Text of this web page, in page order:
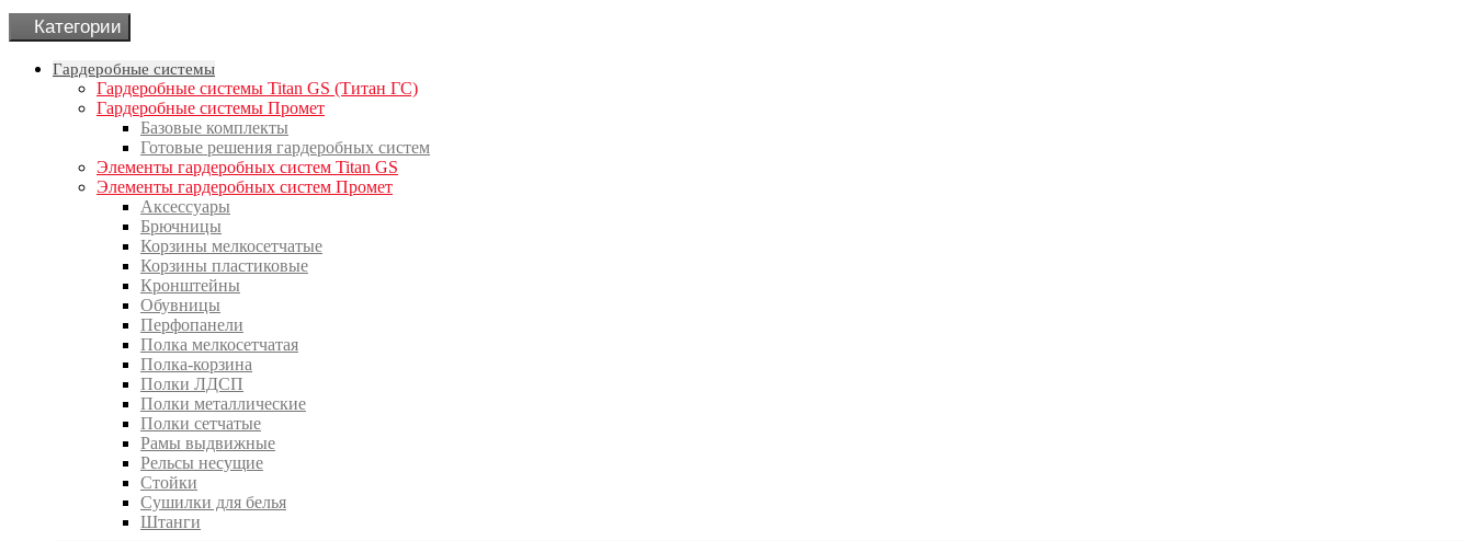
Категории
Гардеробные системы
Гардеробные системы Titan GS (Титан ГС)
Гардеробные системы Промет
Базовые комплекты
Готовые решения гардеробных систем
Элементы гардеробных систем Titan GS
Элементы гардеробных систем Промет
Аксессуары
Брючницы
Корзины мелкосетчатые
Корзины пластиковые
Кронштейны
Обувницы
Перфопанели
Полка мелкосетчатая
Полка-корзина
Полки ЛДСП
Полки металлические
Полки сетчатые
Рамы выдвижные
Рельсы несущие
Стойки
Сушилки для белья
Штанги